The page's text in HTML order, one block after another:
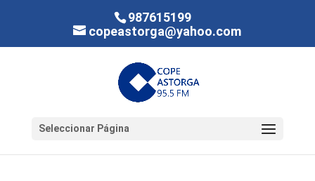
987615199
copeastorga@yahoo.com
Seleccionar Página